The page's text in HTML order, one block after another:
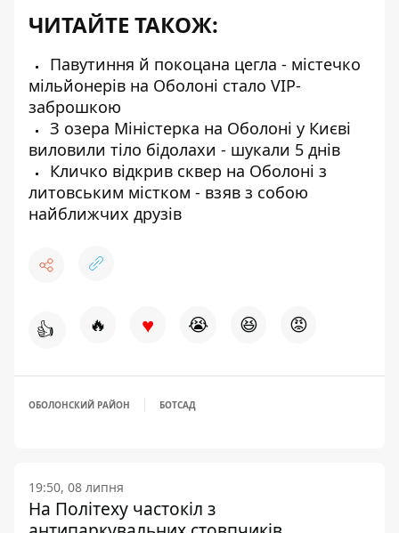
ЧИТАЙТЕ ТАКОЖ:
Павутиння й покоцана цегла - містечко
мільйонерів на Оболоні стало VIP-
заброшкою
З озера Міністерка на Оболоні у Києві
виловили тіло бідолахи - шукали 5 днів
Кличко відкрив сквер на Оболоні з
литовським містком - взяв з собою
найближчих друзів
👍 🔥 ♥ 😭 😆 😡
ОБОЛОНСКИЙ РАЙОН БОТСАД
19:50, 08 липня
На Політеху частокіл з